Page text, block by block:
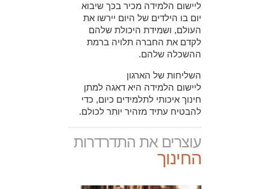
ליישום הלמידה מכיר בכך שיבוא
יום בו הילדים של היום יירשו את
העולם, ושמידת היכולת שלהם
לקדם את החברה תלויה ברמת
ההשכלה שלהם.
השליחות של הארגון
ליישום הלמידה היא דאגה למתן
חינוך איכותי לתלמידים כיום, כדי
להבטיח עתיד מזהיר יותר לכולם.
עוצרים את התדרדרות
החינוך